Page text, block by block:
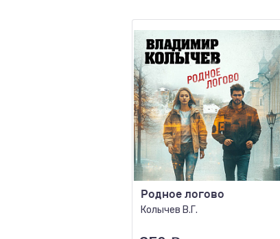
Родное логово
Колычев В.Г.